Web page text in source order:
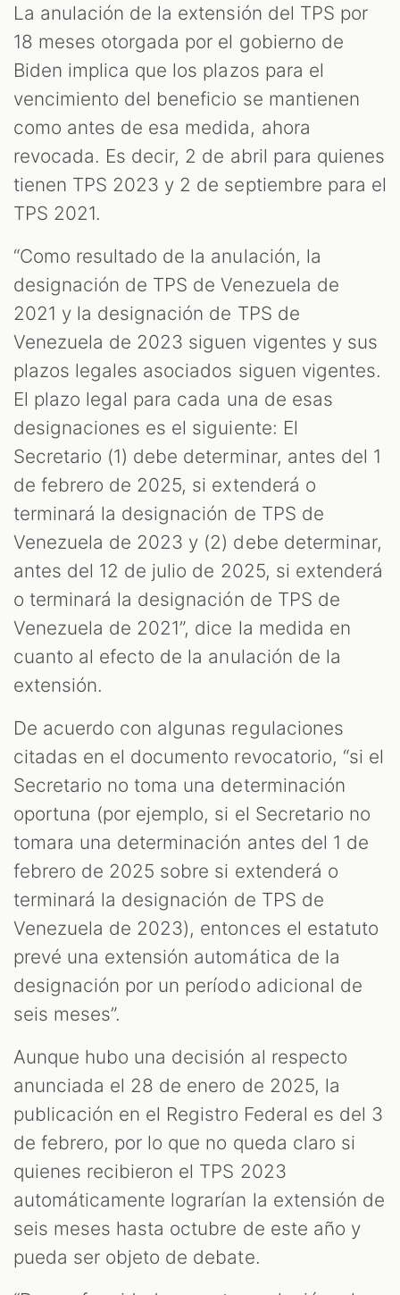
La anulación de la extensión del TPS por
18 meses otorgada por el gobierno de
Biden implica que los plazos para el
vencimiento del beneficio se mantienen
como antes de esa medida, ahora
revocada. Es decir, 2 de abril para quienes
tienen TPS 2023 y 2 de septiembre para el
TPS 2021.
“Como resultado de la anulación, la
designación de TPS de Venezuela de
2021 y la designación de TPS de
Venezuela de 2023 siguen vigentes y sus
plazos legales asociados siguen vigentes.
El plazo legal para cada una de esas
designaciones es el siguiente: El
Secretario (1) debe determinar, antes del 1
de febrero de 2025, si extenderá o
terminará la designación de TPS de
Venezuela de 2023 y (2) debe determinar,
antes del 12 de julio de 2025, si extenderá
o terminará la designación de TPS de
Venezuela de 2021”, dice la medida en
cuanto al efecto de la anulación de la
extensión.
De acuerdo con algunas regulaciones
citadas en el documento revocatorio, “si el
Secretario no toma una determinación
oportuna (por ejemplo, si el Secretario no
tomara una determinación antes del 1 de
febrero de 2025 sobre si extenderá o
terminará la designación de TPS de
Venezuela de 2023), entonces el estatuto
prevé una extensión automática de la
designación por un período adicional de
seis meses”.
Aunque hubo una decisión al respecto
anunciada el 28 de enero de 2025, la
publicación en el Registro Federal es del 3
de febrero, por lo que no queda claro si
quienes recibieron el TPS 2023
automáticamente lograrían la extensión de
seis meses hasta octubre de este año y
pueda ser objeto de debate.